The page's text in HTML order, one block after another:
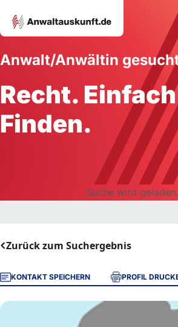
Anwalt/Anwältin
Recht.
Finden.
Suche wird
Zurück zum Suchergebnis
KONTAKT SPEICHERN PROFIL